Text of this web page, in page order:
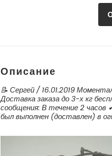
Описание
📝 Сергей / 16.01.2019
Доставка заказа до 3-х кг
сообщения: В течение 2 часов
был выполнен (доставлен) в